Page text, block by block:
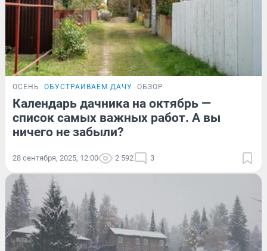
ОСЕНЬ ОБУСТРАИВАЕМ ДАЧУ ОБЗОР
Календарь дачника на октябрь —
список самых важных работ. А вы
ничего не забыли?
28 сентября, 2025, 12:00 2 592 3